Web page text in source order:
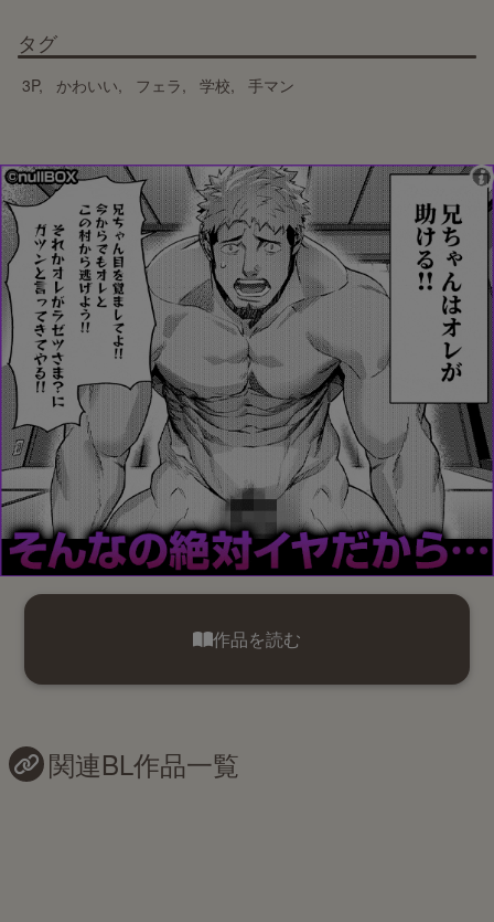
タグ
3P かわいい フェラ 学校 手マン
作品を読む
関連BL作品一覧